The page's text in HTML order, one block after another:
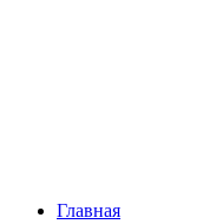
Главная